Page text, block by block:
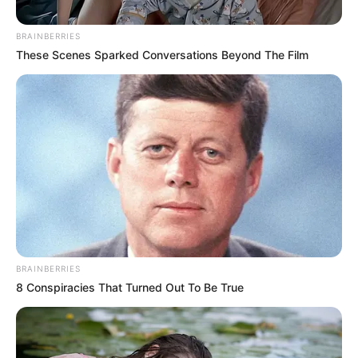
De fondo: Funcicar - Fotografía desaparecidos
difundida por familiares
Fotografía de fondo de referencia
Por:Diana María Ballestas Ortega
Junio 25, 2026
BRAINBERRIES
These Scenes Sparked Conversations Beyond The Film
BRAINBERRIES
8 Conspiracies That Turned Out To Be True